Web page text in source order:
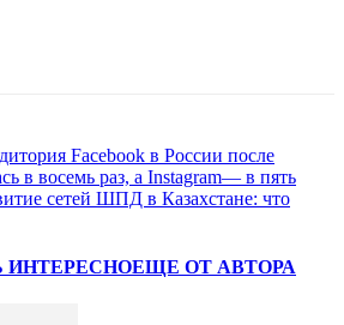
Facebook в России после
в восемь раз, а Instagram— в пять
сетей ШПД в Казахстане: что
ИНТЕРЕСНОЕЩЕ ОТ АВТОРА